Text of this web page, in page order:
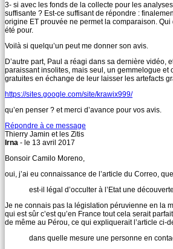
3- si avec les fonds de la collecte pour les
suffisante ? Est-ce suffisant de répondre :
origine ET prouvée ne permet la comparaison.
été pour.
Voilà si quelqu’un peut me donner son avis.
D’autre part, Paul a réagi dans sa dernière
paraissant insolites, mais seul, un gemmelogue
gratuites en échange de leur laisser les artefacts
https://sites.google.com/site/krawix999/
qu’en penser ? et merci d’avance pour vos avis.
Répondre à ce message
Thierry Jamin et les Zitis
Irna - le 13 avril 2017
Bonsoir Camilo Moreno,
oui, j’ai eu connaissance de l’article du Correo,
est-il légal d’occulter à l’Etat une
Je ne connais pas la législation péruvienne en la
qui est sûr c’est qu’en France tout cela serait
de même au Pérou, ce qui expliquerait l’article ci-
dans quelle mesure une personne en